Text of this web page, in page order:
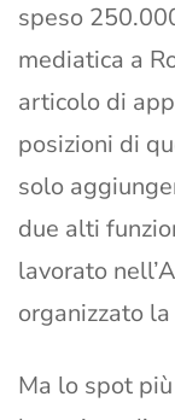
speso
mediatica a
articolo di
posizioni di
solo
due alti
lavorato
organizzato
Ma lo spot